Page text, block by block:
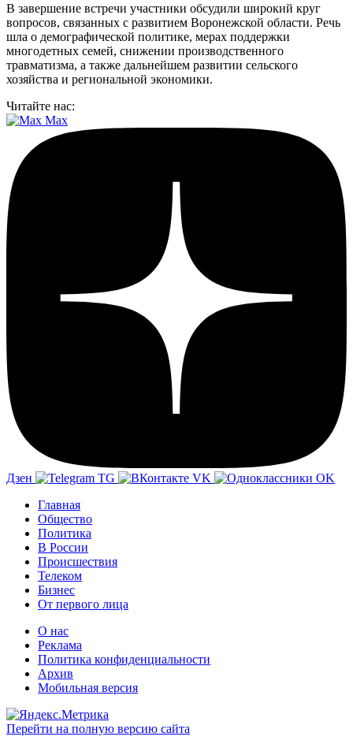
В завершение встречи участники обсудили широкий круг
вопросов, связанных с развитием Воронежской области. Речь
шла о демографической политике, мерах поддержки
многодетных семей, снижении производственного
травматизма, а также дальнейшем развитии сельского
хозяйства и региональной экономики.
Читайте нас:
Max
Дзен TG VK
OK
Главная
Общество
Политика
В России
Происшествия
Телеком
Бизнес
От первого лица
О нас
Реклама
Политика конфиденциальности
Архив
Мобильная версия
Перейти на полную версию сайта